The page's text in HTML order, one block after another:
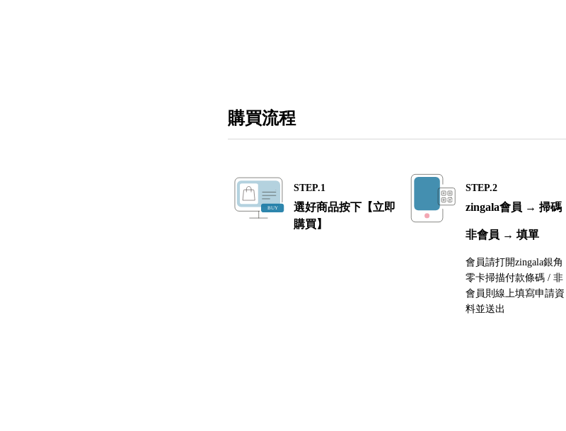
購買流程
STEP.1
選好商品按下【立即
購買】
STEP.2
zingala會員 → 掃碼
非會員 → 填單
會員請打開zingala銀角
零卡掃描付款條碼 / 非
會員則線上填寫申請資
料並送出